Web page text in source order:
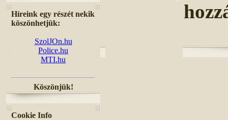
Híreink egy részét nekik
köszönhetjük:
SzolJOn.hu
Police.hu
MTI.hu
Köszönjük!
Cookie Info